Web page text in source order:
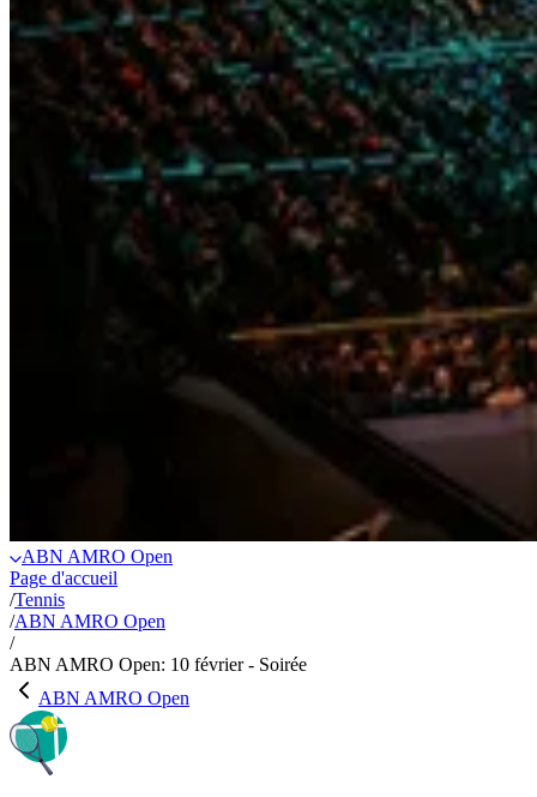
ABN AMRO Open
Page d'accueil
/Tennis
/ABN AMRO Open
/
ABN AMRO Open: 10 février - Soirée
ABN AMRO Open